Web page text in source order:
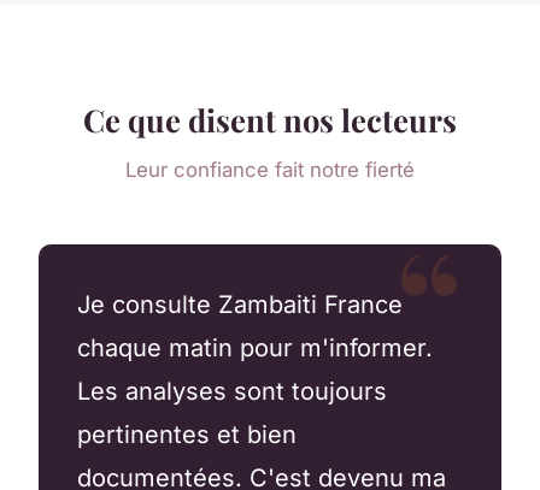
Ce que disent nos lecteurs
Leur confiance fait notre fierté
Je consulte Zambaiti France
chaque matin pour m'informer.
Les analyses sont toujours
pertinentes et bien
documentées. C'est devenu ma